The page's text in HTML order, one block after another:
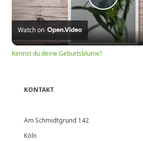
Play
Video
Watch on
Kennst du deine Geburtsblume?
KONTAKT
Am Schmidtgrund 142
Köln